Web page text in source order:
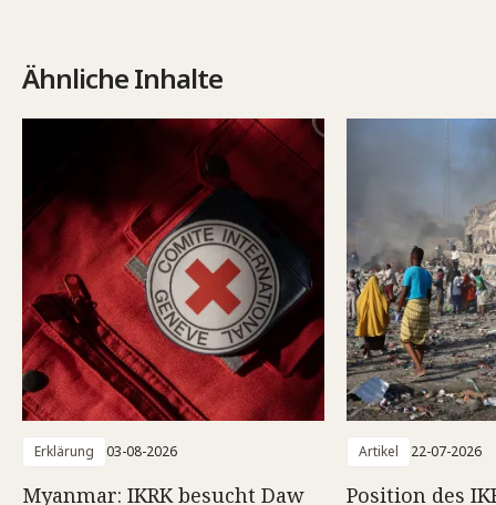
Ähnliche Inhalte
Erklärung 03-08-2026
Myanmar: IKRK besucht Daw
Artikel 22-07-2026
Position des